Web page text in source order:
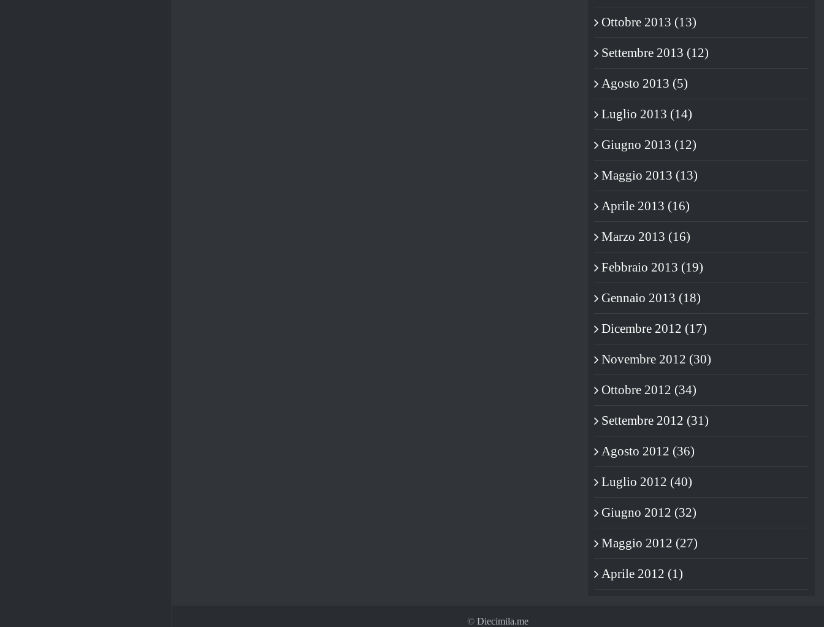
Ottobre 2013 (13)
Settembre 2013 (12)
Agosto 2013 (5)
Luglio 2013 (14)
Giugno 2013 (12)
Maggio 2013 (13)
Aprile 2013 (16)
Marzo 2013 (16)
Febbraio 2013 (19)
Gennaio 2013 (18)
Dicembre 2012 (17)
Novembre 2012 (30)
Ottobre 2012 (34)
Settembre 2012 (31)
Agosto 2012 (36)
Luglio 2012 (40)
Giugno 2012 (32)
Maggio 2012 (27)
Aprile 2012 (1)
© Diecimila.me